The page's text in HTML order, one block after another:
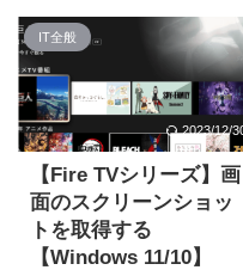
ョップ セール内容： ト
ップバリュ福袋 イオン
超！初売り お正月みく
など最大約280企画 詳細
サイト：イオン 超！初
り 2024年1月1日(月・祝)
から開催！｜イオン ...
表されました。新年
早々、お得にお買い物で
きるチャンスです。 セ
ルの他にも多くのキャン
ペーンが開催されている
ので、ぜひチェックして
みましょう。 Amazon 初
売りセール会場はこち
ら！ Amazonプライム 30
日間の無料体験はこちら
IT全般
2023/12/
【Fire TVシリーズ】画
面のスクリーンショッ
トを取得する
【Windows 11/10】